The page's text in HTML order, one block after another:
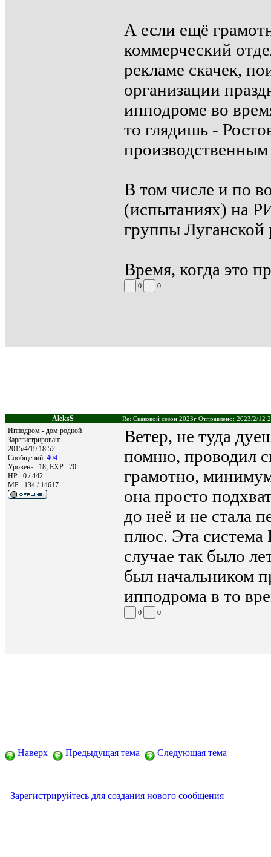
А если ещё
коммерческий
рекламе скачек,
организации
ипподроме во
то глядишь -
производственным
В том числе и по
(испытаниях) на
группы Луганской
Время, когда это
0 0
AleksS Re: Скаковой сезон 2023г Отправлено: 2023/2/12
Ипподром - дом родной
Зарегистрирован:
2015/4/19 18:52
Сообщений: 404
Уровень : 18; EXP : 70
HP : 0 / 442
MP : 134 / 14617
Ветер, не туда
помню, проводил
грамотно,
она просто
до неё и не стала
плюс. Эта система
случае так было
был начальником
ипподрома в то
0 0
Наверх Предыдущая тема Следующая тема
Зарегистрируйтесь для создания нового сообщения